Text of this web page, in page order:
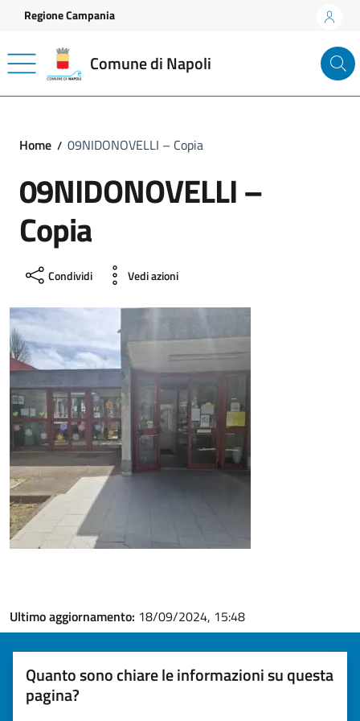
Vai ai contenuti
Vai al footer
Regione Campania
Comune di Napoli
Home 09NIDONOVELLI – Copia
09NIDONOVELLI –
Copia
Condividi Vedi azioni
Ultimo aggiornamento: 18/09/2024, 15:48
Quanto sono chiare le informazioni su questa
pagina?